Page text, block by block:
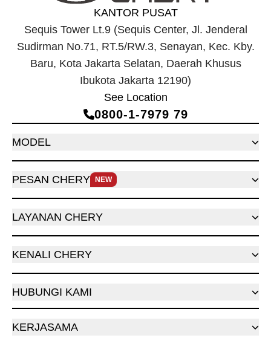
KANTOR PUSAT
Sequis Tower Lt.9 (Sequis Center, Jl. Jenderal
Sudirman No.71, RT.5/RW.3, Senayan, Kec. Kby.
Baru, Kota Jakarta Selatan, Daerah Khusus
Ibukota Jakarta 12190)
See Location
0800‑1‑7979 79
MODEL
PESAN CHERY NEW
LAYANAN CHERY
KENALI CHERY
HUBUNGI KAMI
KERJASAMA